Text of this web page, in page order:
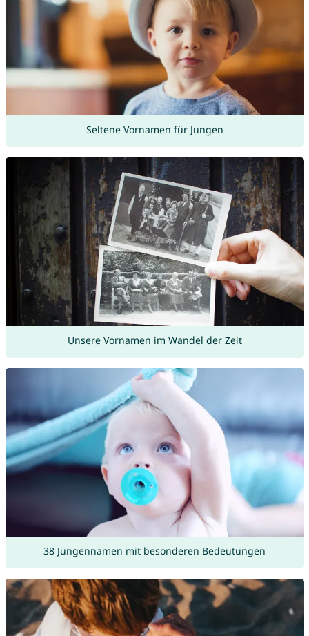
Seltene Vornamen für Jungen
Unsere Vornamen im Wandel der Zeit
38 Jungennamen mit besonderen Bedeutungen